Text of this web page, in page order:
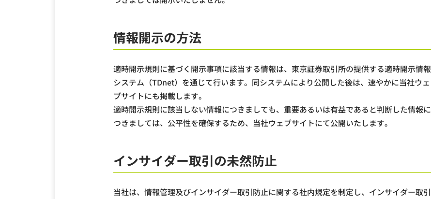
情報開示の方法
適時開示規則に基づく開示事項に該当する情報は、東京証券取引所の提供する適時開示情報
システム（TDnet）を通じて行います。同システムにより公開した後は、速やかに当社ウェ
ブサイトにも掲載します。
適時開示規則に該当しない情報につきましても、重要あるいは有益であると判断した情報に
つきましては、公平性を確保するため、当社ウェブサイトにて公開いたします。
インサイダー取引の未然防止
当社は、情報管理及びインサイダー取引防止に関する社内規定を制定し、インサイダー取引